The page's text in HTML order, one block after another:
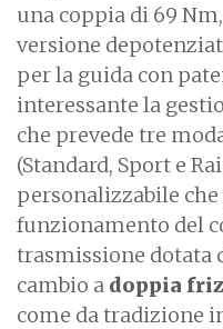
una coppia di 69
versione
per la guida con
interessante la
che prevede tre
(Standard, Sport e
personalizzabile
funzionamento del
trasmissione dotata
cambio a doppia
come da tradizione